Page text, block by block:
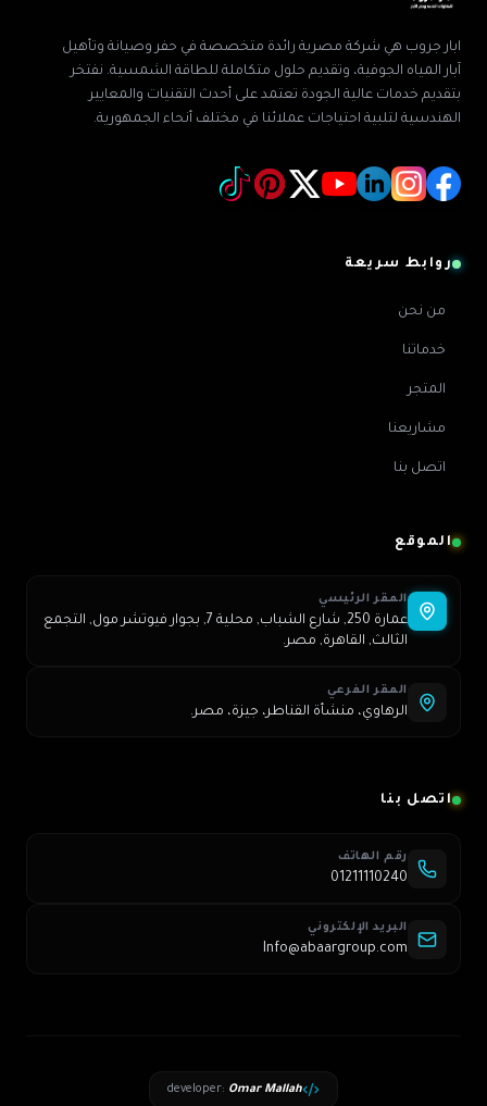
ابار جروب هي شركة مصرية رائدة متخصصة في حفر وصيانة وتأهيل
آبار المياه الجوفية، وتقديم حلول متكاملة للطاقة الشمسية. نفتخر
بتقديم خدمات عالية الجودة تعتمد على أحدث التقنيات والمعايير
الهندسية لتلبية احتياجات عملائنا في مختلف أنحاء الجمهورية.
روابط سريعة
من نحن
خدماتنا
المتجر
مشاريعنا
اتصل بنا
الموقع
المقر الرئيسي
عمارة 250, شارع الشباب, محلية 7, بجوار فيوتشر مول, التجمع
الثالث, القاهرة, مصر.
المقر الفرعي
الرهاوي، منشأة القناطر، جيزة، مصر.
اتصل بنا
رقم الهاتف
01211110240
البريد الإلكتروني
Info@abaargroup.com
developer: Omar Mallah